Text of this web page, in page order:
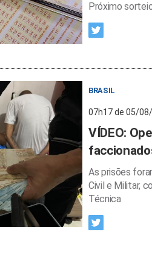
Próximo
BRASIL
07h17 de 05/
VÍDEO:
As prisões
Civil e Militar,
Técnica